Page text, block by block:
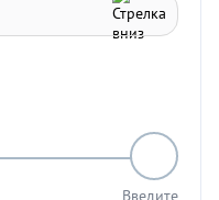
Введите